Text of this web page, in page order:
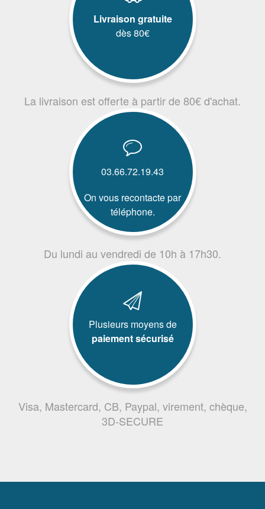
Livraison gratuite
dès 80€
La livraison est offerte à partir de 80€ d'achat.
03.66.72.19.43
On vous recontacte par
téléphone.
Du lundi au vendredi de 10h à 17h30.
Plusieurs moyens de
paiement sécurisé
Visa, Mastercard, CB, Paypal, virement, chèque,
3D-SECURE